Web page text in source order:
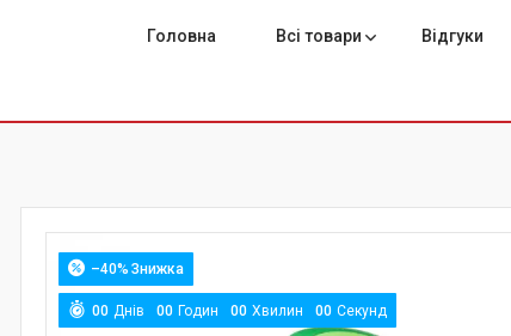
Головна Всі товари Відгуки
–40%
00 Днів 00 Годин 00 Хвилин 00 Секунд